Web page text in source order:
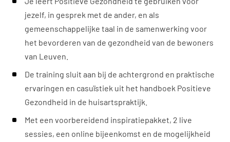
jezelf, in gesprek met de ander, en als
gemeenschappelijke taal in de samenwerking voor
het bevorderen van de gezondheid van de bewoners
van Leuven.
De training sluit aan bij de achtergrond en praktische
ervaringen en casuïstiek uit het handboek Positieve
Gezondheid in de huisartspraktijk.
Met een voorbereidend inspiratiepakket, 2 live
sessies, een online bijeenkomst en de mogelijkheid